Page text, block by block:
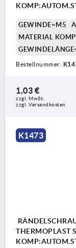
GEWINDE=M5
MATERIAL
Bestellnummer:
1,03 €
zzgl. MwSt.
zzgl. Versandkosten
K1473
THERMOPLAST